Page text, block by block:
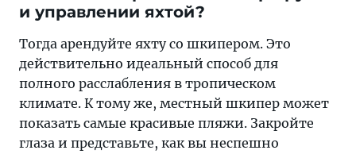
и управлении яхтой?
Тогда арендуйте яхту со шкипером. Это
действительно идеальный способ для
полного расслабления в тропическом
климате. К тому же, местный шкипер может
показать самые красивые пляжи. Закройте
глаза и представьте, как вы неспешно